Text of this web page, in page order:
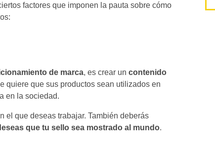
factores que imponen la pauta sobre cómo
de marca, es crear un contenido
quiere que sus productos sean utilizados en
en la sociedad.
el que deseas trabajar. También deberás
que tu sello sea mostrado al mundo.